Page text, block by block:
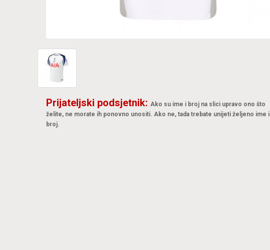
Prijateljski podsjetnik: Ako su ime i broj na slici upravo ono što
želite, ne morate ih ponovno unositi. Ako ne, tada trebate unijeti željeno ime i
broj.